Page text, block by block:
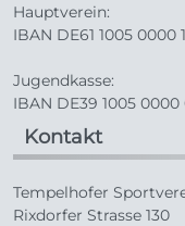
Hauptverein:
IBAN DE61 1005 0000
Jugendkasse:
IBAN DE39 1005 0000
Kontakt
Tempelhofer
Rixdorfer Strasse 130